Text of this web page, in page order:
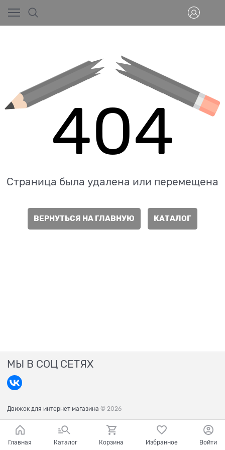
404
Страница была удалена или перемещена
ВЕРНУТЬСЯ НА ГЛАВНУЮ КАТАЛОГ
МЫ В СОЦ СЕТЯХ
Движок для интернет магазина © 2026
Главная Каталог Корзина Избранное Войти